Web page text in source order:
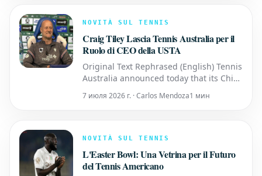
Giocatori, mentre l'acclamata
NOVITÀ SUL TENNIS
Craig Tiley Lascia Tennis Australia per il
Ruolo di CEO della USTA
Original Text Rephrased (English) Tennis
Australia announced today that its Chief
Executive Officer, Craig Tiley, has
accepted the position of CEO at the
capacity for the next few months to
7 июля 2026 г. · Carlos Mendoza1 мин
NOVITÀ SUL TENNIS
L'Easter Bowl: Una Vetrina per il Futuro
del Tennis Americano